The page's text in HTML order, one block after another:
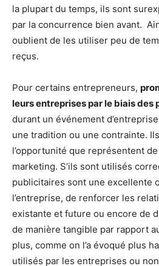
la plupart du temps, ils sont
par la concurrence bien avant.
oublient de les utiliser peu de
reçus.
Pour certains entrepreneurs,
leurs entreprises par le biais
durant un événement
une tradition ou une contrainte.
l’opportunité que représentent
marketing. S’ils sont utilisés
publicitaires sont une excellente
l’entreprise, de renforcer les
existante et future ou encore de
de manière tangible par rapport
plus, comme on l’a évoqué plus
utilisés par les entreprises ou